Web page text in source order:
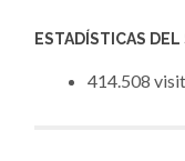
ESTADÍSTICAS
414.508